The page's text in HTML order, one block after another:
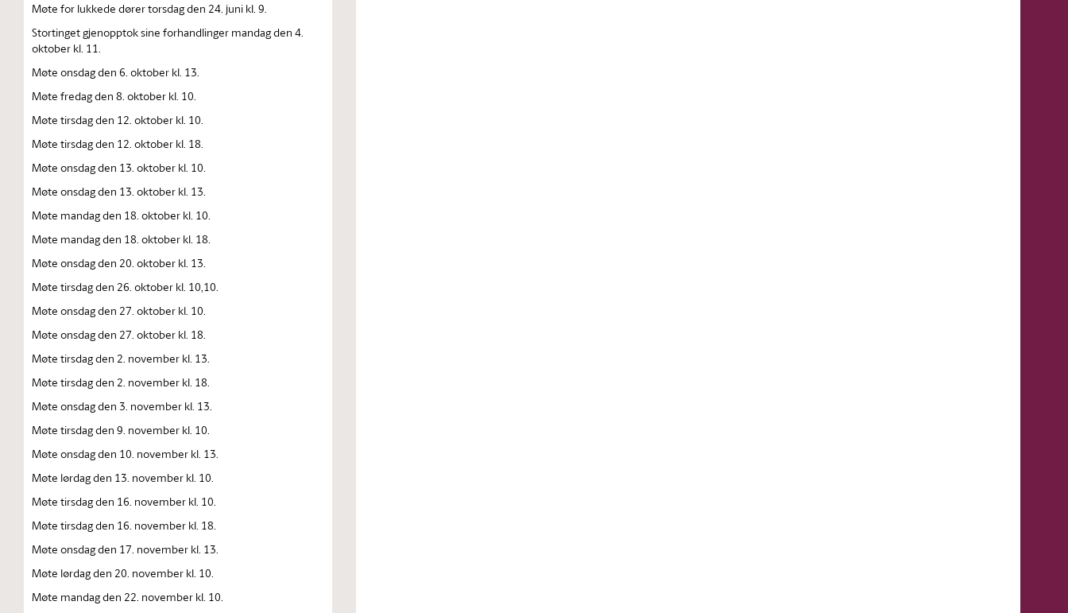
Møte for lukkede dører torsdag den 24. juni kl. 9.
Stortinget gjenopptok sine forhandlinger mandag den 4.
oktober kl. 11.
Møte onsdag den 6. oktober kl. 13.
Møte fredag den 8. oktober kl. 10.
Møte tirsdag den 12. oktober kl. 10.
Møte tirsdag den 12. oktober kl. 18.
Møte onsdag den 13. oktober kl. 10.
Møte onsdag den 13. oktober kl. 13.
Møte mandag den 18. oktober kl. 10.
Møte mandag den 18. oktober kl. 18.
Møte onsdag den 20. oktober kl. 13.
Møte tirsdag den 26. oktober kl. 10,10.
Møte onsdag den 27. oktober kl. 10.
Møte onsdag den 27. oktober kl. 18.
Møte tirsdag den 2. november kl. 13.
Møte tirsdag den 2. november kl. 18.
Møte onsdag den 3. november kl. 13.
Møte tirsdag den 9. november kl. 10.
Møte onsdag den 10. november kl. 13.
Møte lørdag den 13. november kl. 10.
Møte tirsdag den 16. november kl. 10.
Møte tirsdag den 16. november kl. 18.
Møte onsdag den 17. november kl. 13.
Møte lørdag den 20. november kl. 10.
Møte mandag den 22. november kl. 10.